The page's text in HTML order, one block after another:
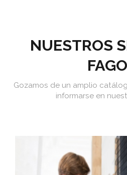
NUESTROS
Gozamos de un amplio
informarse en